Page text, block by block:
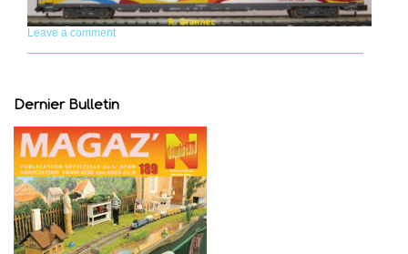
Leave a comment
Dernier Bulletin